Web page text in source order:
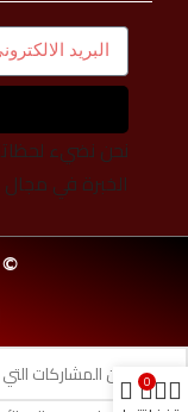
الخبرة في مجال
©
0